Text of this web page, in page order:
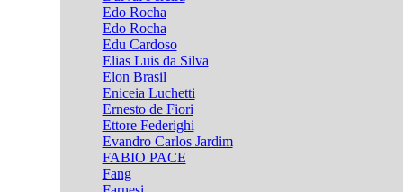
Edo Rocha
Edo Rocha
Edu Cardoso
Elias Luis da Silva
Elon Brasil
Eniceia Luchetti
Ernesto de Fiori
Ettore Federighi
Evandro Carlos Jardim
FABIO PACE
Fang